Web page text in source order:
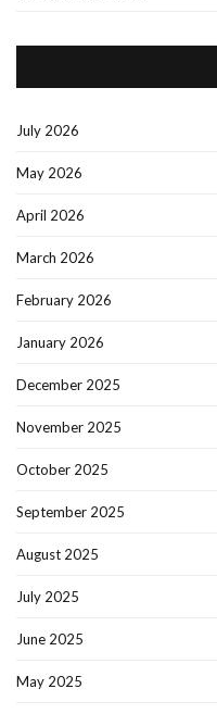
July 2026
May 2026
April 2026
March 2026
February 2026
January 2026
December 2025
November 2025
October 2025
September 2025
August 2025
July 2025
June 2025
May 2025